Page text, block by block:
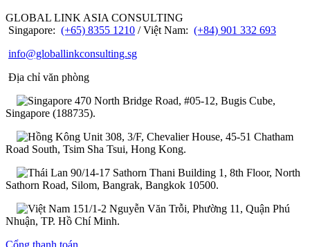
GLOBAL LINK ASIA CONSULTING
Singapore: (+65) 8355 1210 / Việt Nam: (+84) 901 332 693
info@globallinkconsulting.sg
Địa chỉ văn phòng
470 North Bridge Road, #05-12, Bugis Cube,
Singapore (188735).
Unit 308, 3/F, Chevalier House, 45-51 Chatham
Road South, Tsim Sha Tsui, Hong Kong.
90/14-17 Sathorn Thani Building 1, 8th Floor, North
Sathorn Road, Silom, Bangrak, Bangkok 10500.
151/1-2 Nguyễn Văn Trỗi, Phường 11, Quận Phú
Nhuận, TP. Hồ Chí Minh.